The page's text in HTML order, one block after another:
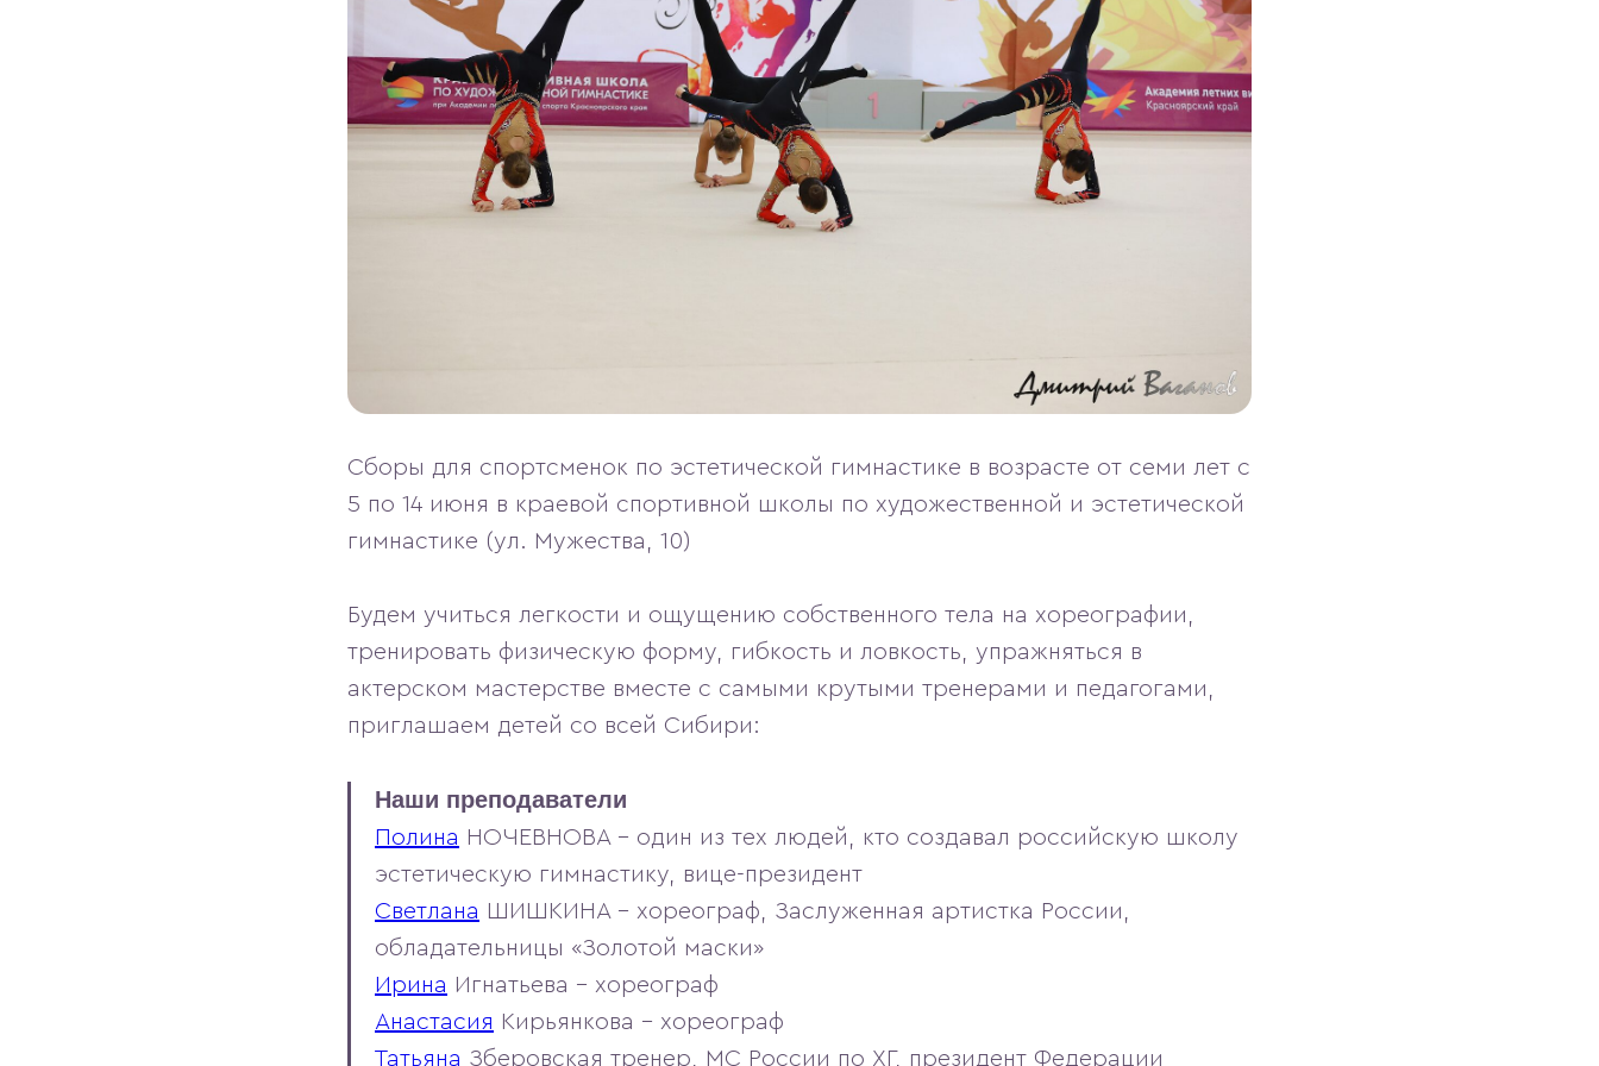
Сборы для спортсменок по эстетической гимнастике в возрасте от семи лет с
5 по 14 июня в краевой спортивной школы по художественной и эстетической
гимнастике (ул. Мужества, 10)
Будем учиться легкости и ощущению собственного тела на хореографии,
тренировать физическую форму, гибкость и ловкость, упражняться в
актерском мастерстве вместе с самыми крутыми тренерами и педагогами,
приглашаем детей со всей Сибири:
Наши преподаватели
Полина НОЧЕВНОВА – один из тех людей, кто создавал российскую школу
эстетическую гимнастику, вице-президент
Светлана ШИШКИНА – хореограф, Заслуженная артистка России,
обладательницы «Золотой маски»
Ирина Игнатьева – хореограф
Анастасия Кирьянкова – хореограф
Татьяна Зберовская тренер, МС России по ХГ, президент Федерации